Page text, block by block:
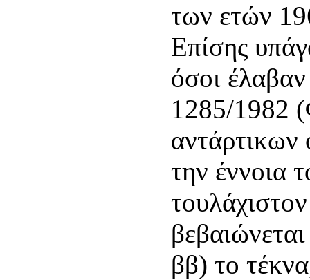
των ετών
Επίσης
όσοι
1285/1982
την έννοια
ββ) το